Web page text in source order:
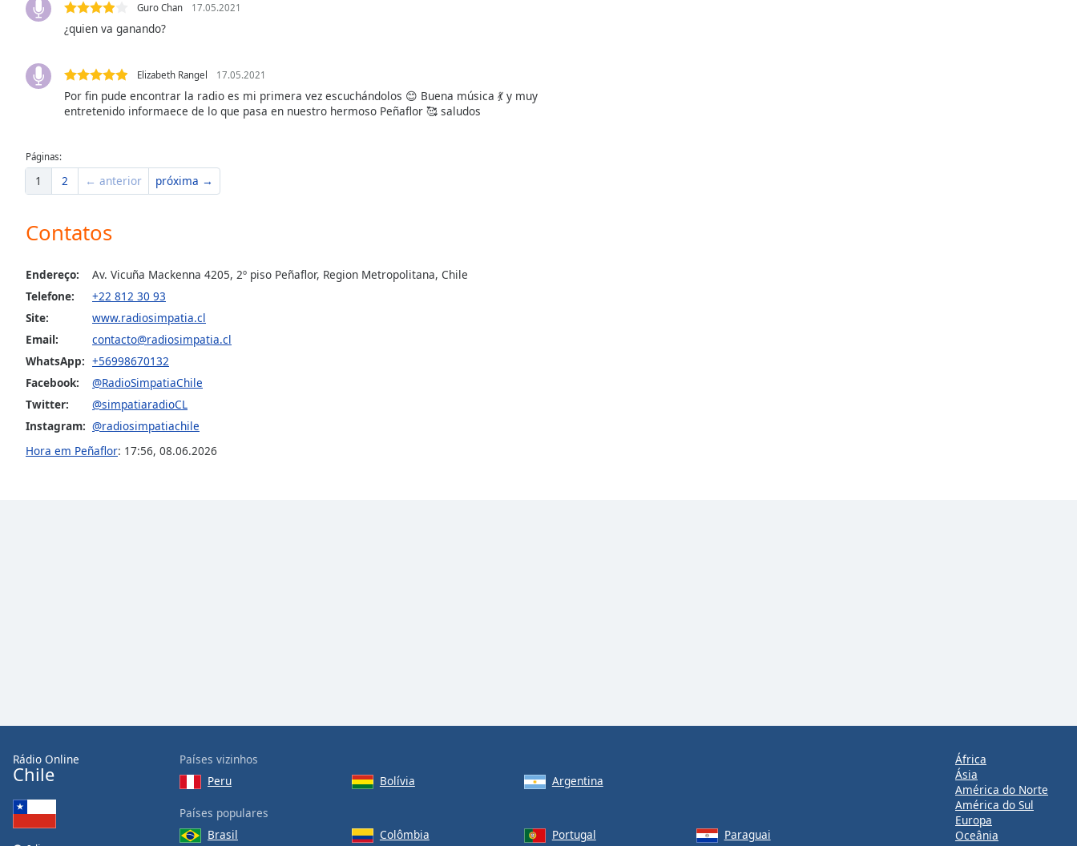
dialog
cancel
window.
Background
Color
Opacity
Area
Font
Done
Close
Guro Chan 17.05.2021
¿quien va ganando?
Elizabeth Rangel 17.05.2021
Por fin pude encontrar la radio es mi primera vez escuchándolos 😊 Buena música 💃 y muy
entretenido informaece de lo que pasa en nuestro hermoso Peñaflor 🥰 saludos
Páginas:
1 2 ← anterior próxima →
Contatos
Endereço:
Av. Vicuña Mackenna 4205, 2º piso Peñaflor, Region Metropolitana, Chile
Telefone:
+22 812 30 93
Site:
www.radiosimpatia.cl
Email:
contacto@radiosimpatia.cl
WhatsApp: +56998670132
Facebook:
@RadioSimpatiaChile
Twitter:
@simpatiaradioCL
Instagram: @radiosimpatiachile
Hora em Peñaflor: 17:56, 08.06.2026
Rádio Online
Chile
Países vizinhos
Peru
Bolívia Argentina
Países populares
Brasil
Colômbia Portugal Paraguai
África
Ásia
América do Norte
América do Sul
Europa
Oceânia